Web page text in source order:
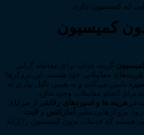
که کمیسیون ندارند
کمیسیون
گزینه جذاب برای معامله گرانی
معاملاتی خود هستند. این بروکرها
تامین می‌کنند و به همین دلیل نیازی به
برای انجام معاملات وجود ندارد.
در هزینه ها و اسپردهای رقابتی از مزایای
بروکرهایی نظیر
آمارکتس و لایت
هستند که خدمات بدون کمیسیون را ارائه